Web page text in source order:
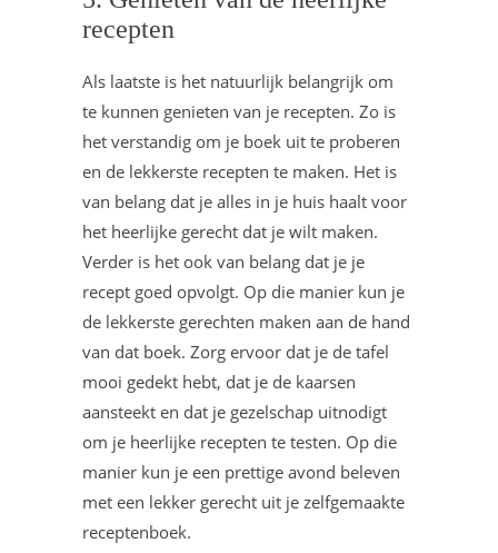
recepten
Als laatste is het natuurlijk belangrijk om
te kunnen genieten van je recepten. Zo is
het verstandig om je boek uit te proberen
en de lekkerste recepten te maken. Het is
van belang dat je alles in je huis haalt voor
het heerlijke gerecht dat je wilt maken.
Verder is het ook van belang dat je je
recept goed opvolgt. Op die manier kun je
de lekkerste gerechten maken aan de hand
van dat boek. Zorg ervoor dat je de tafel
mooi gedekt hebt, dat je de kaarsen
aansteekt en dat je gezelschap uitnodigt
om je heerlijke recepten te testen. Op die
manier kun je een prettige avond beleven
met een lekker gerecht uit je zelfgemaakte
receptenboek.